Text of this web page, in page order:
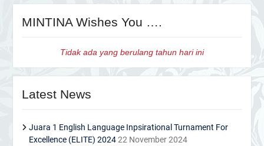
MINTINA Wishes You ….
Tidak ada yang berulang tahun hari ini
Latest News
Juara 1 English Language Inpsirational Turnament For
Excellence (ELITE) 2024 22 November 2024